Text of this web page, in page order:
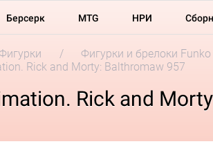
Берсерк MTG НРИ
Фигурки и брелоки Funko
Rick and Morty: Balthromaw 957
Rick and